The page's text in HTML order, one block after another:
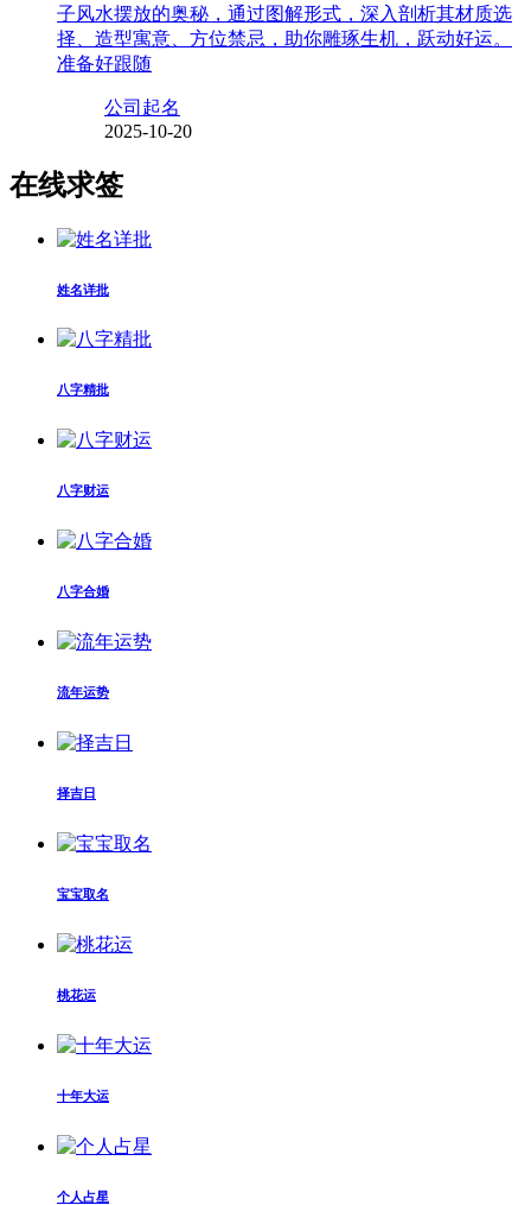
子风水摆放的奥秘，通过图解形式，深入剖析其材质选
择、造型寓意、方位禁忌，助你雕琢生机，跃动好运。
准备好跟随
公司起名
2025-10-20
在线求签
姓名详批
八字精批
八字财运
八字合婚
流年运势
择吉日
宝宝取名
桃花运
十年大运
个人占星